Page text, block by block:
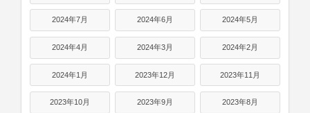
2024年7月 2024年6月 2024年5月
2024年4月 2024年3月 2024年2月
2024年1月 2023年12月 2023年11月
2023年10月 2023年9月 2023年8月